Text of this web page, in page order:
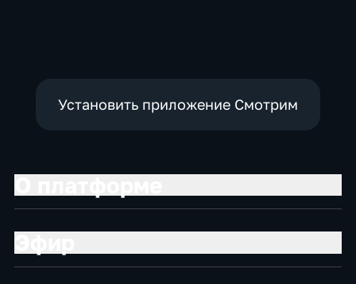
Установить приложение Смотрим